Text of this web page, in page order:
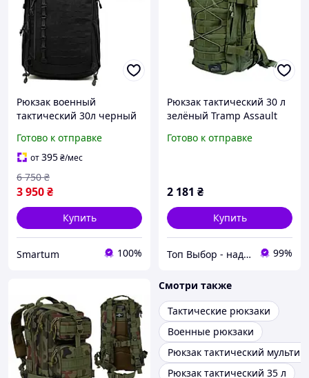
Рюкзак военный
тактический 30л черный
Готово к отправке
от395₴/мес
3 950₴
6 750 ₴
Купить
Smartum 100%
Рюкзак тактический 30 л
зелёный Tramp Assault
рюкзак
Готово к отправке
2 181 ₴
Купить
Топ Выбор - надежный магазин, провереный временем 99%
Смотри также
Тактические рюкзаки
Военные рюкзаки
Рюкзак тактический
Рюкзак тактический 35 л